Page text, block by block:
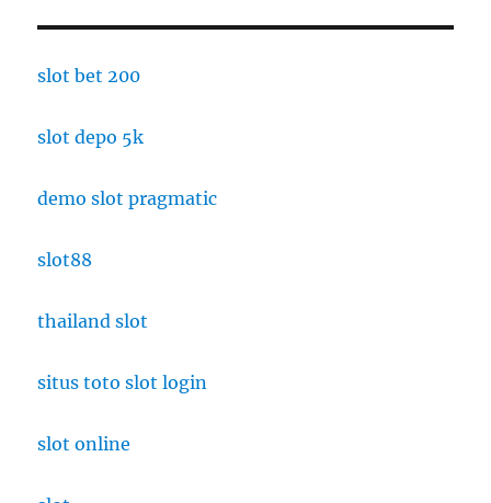
slot bet 200
slot depo 5k
demo slot pragmatic
slot88
thailand slot
situs toto slot login
slot online